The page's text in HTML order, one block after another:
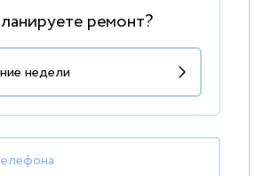
ремонт?